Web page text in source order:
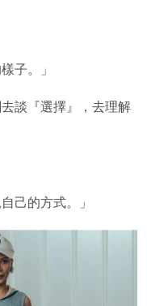
子。」
談『選擇』，去理解
己的方式。」